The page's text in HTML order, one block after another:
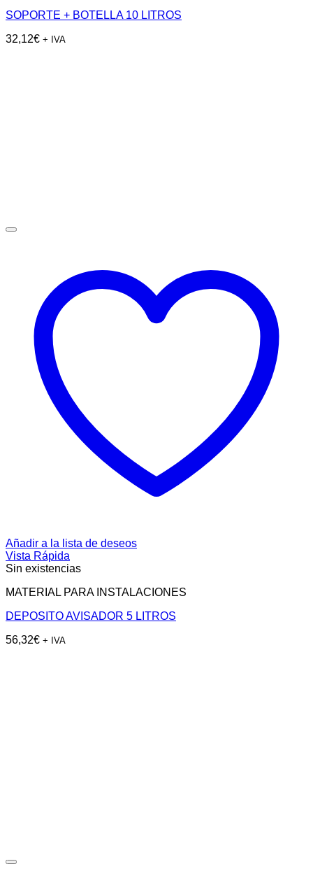
SOPORTE + BOTELLA 10 LITROS
32,12€ + IVA
Añadir a la lista de deseos
Vista Rápida
Sin existencias
MATERIAL PARA INSTALACIONES
DEPOSITO AVISADOR 5 LITROS
56,32€ + IVA